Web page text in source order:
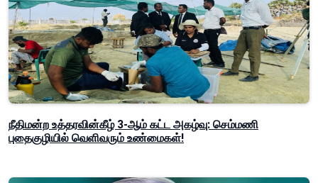
நீதிமன்ற உத்தரவின்கீழ் 3-ஆம் கட்ட அகழ்வு: செம்மணி
புதைகுழியில் வெளிவரும் உண்மைகள்!